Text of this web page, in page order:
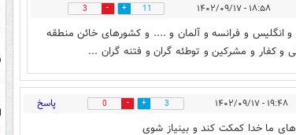
۱۸:۵۸ - ۱۴۰۲/۰۹/۱۷ 11
3
و انگلیس و فرانسه و آلمان و .... و کشورهای خائن منطقه
و کفار و مشرکین و توطئه گران و فتنه گران ...
۱۹:۴۸ - ۱۴۰۲/۰۹/۱۷ 3
0 پاسخ
ما خدا کمکت کند و بینیاز شوی